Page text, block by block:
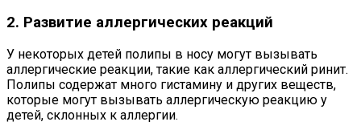
2. Развитие аллергических реакций
У некоторых детей полипы в носу могут вызывать
аллергические реакции, такие как аллергический ринит.
Полипы содержат много гистамину и других веществ,
которые могут вызывать аллергическую реакцию у
детей, склонных к аллергии.